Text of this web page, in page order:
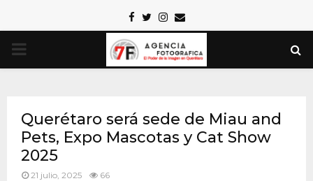
Facebook
TwitterInstagram
Email
PRIMARY
Querétaro será sede de Miau and
Pets, Expo Mascotas y Cat Show
2025
21 julio, 2025 66